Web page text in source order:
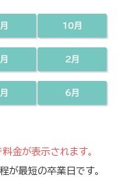
10月
2月
6月
金が表示されます。
が最短の卒業日です。